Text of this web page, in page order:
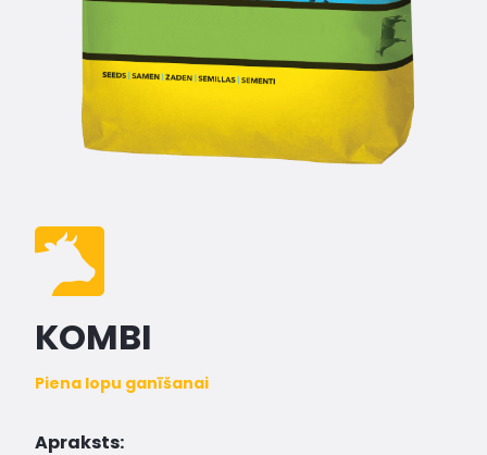
KOMBI
Piena lopu ganīšanai
Apraksts: